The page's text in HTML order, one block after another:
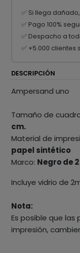
✅ Si llega
✅ Pago 100%
✅ Despacho a
✅ +5.000 clientes
DESCRIPCIÓN
Ampersand uno
Tamaño de
cm.
Material de
papel sintético
Marco: Negro de
Incluye vidrio de
Nota:
Es posible que las
impresión,